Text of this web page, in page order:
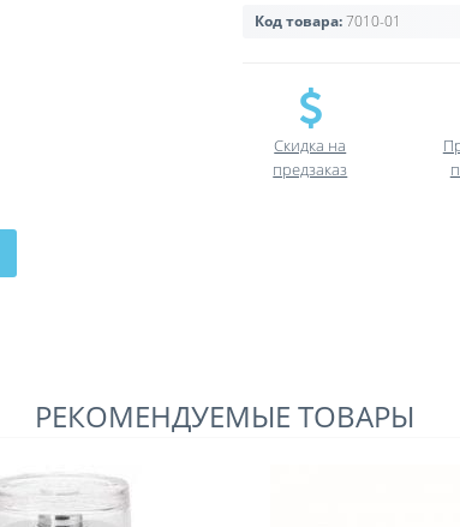
Код товара:7010-01
Скидка на
предзаказ
РЕКОМЕНДУЕМЫЕ ТОВАРЫ